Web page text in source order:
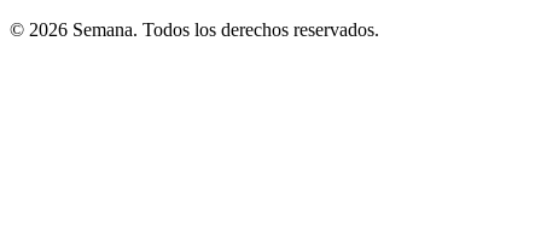
© 2026 Semana. Todos los derechos reservados.